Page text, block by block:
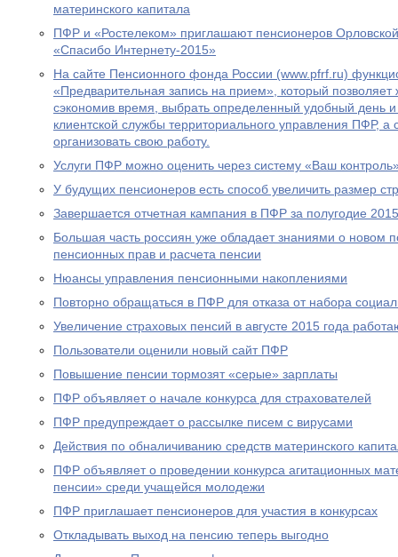
материнского капитала
ПФР и «Ростелеком» приглашают пенсионеров Орловской
«Спасибо Интернету-2015»
На сайте Пенсионного фонда России (www.pfrf.ru)
«Предварительная запись на прием», который
сэкономив время, выбрать определенный удобный день
клиентской службы территориального управления ПФР,
организовать свою работу.
Услуги ПФР можно оценить через систему «Ваш
У будущих пенсионеров есть способ увеличить размер
Завершается отчетная кампания в ПФР за полугодие
Большая часть россиян уже обладает знаниями о новом
пенсионных прав и расчета пенсии
Нюансы управления пенсионными накоплениями
Повторно обращаться в ПФР для отказа от набора
Увеличение страховых пенсий в августе 2015 года
Пользователи оценили новый сайт ПФР
Повышение пенсии тормозят «серые» зарплаты
ПФР объявляет о начале конкурса для страхователей
ПФР предупреждает о рассылке писем с вирусами
Действия по обналичиванию средств материнского
ПФР объявляет о проведении конкурса агитационных
пенсии» среди учащейся молодежи
ПФР приглашает пенсионеров для участия в конкурсах
Откладывать выход на пенсию теперь выгодно